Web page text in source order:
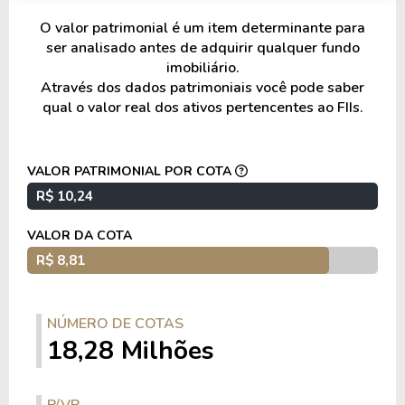
Os indexadores presentes na carteira incluem
IPCA, conforme a estrutura de remuneração
das operações investidas e a composição da
A carteira apresenta diversificação entre
diferentes operações de crédito imobiliário,
posições distribuídas entre ativos de diferentes
perfis de risco e vencimento.
do país, com exposição a estados vinculados aos
empreendimentos e garantias das operações
O valor patrimonial é um item determinante para
ser analisado antes de adquirir qualquer fundo
imobiliário.
Através dos dados patrimoniais você pode saber
qual o valor real dos ativos pertencentes ao FIIs.
VALOR PATRIMONIAL POR COTA
R$ 10,24
VALOR DA COTA
R$ 8,81
NÚMERO DE COTAS
18,28 Milhões